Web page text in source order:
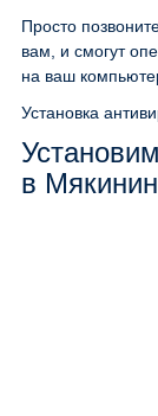
Просто
вам, и смогут
на ваш
Установка
в